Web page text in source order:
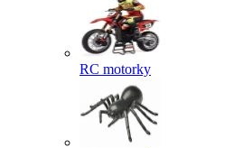
RC motorky